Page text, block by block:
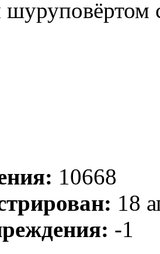
10668
18
-1